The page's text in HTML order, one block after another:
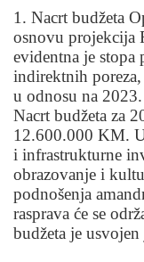
1. Nacrt budžeta
osnovu projekcija
evidentna je
indirektnih
u odnosu na
Nacrt budžeta za
12.600.000 KM.
i infrastrukturne
obrazovanje i
podnošenja
rasprava će se
budžeta je